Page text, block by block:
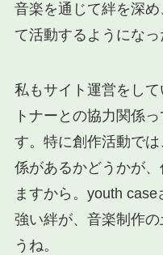
音楽を通じて絆を深
て活動するようになっ
私もサイト運営をし
トナーとの協力関係
す。特に創作活動で
係があるかどうかが
ますから。youth
強い絆が、音楽制作
うね。